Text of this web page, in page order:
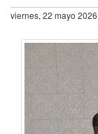
viernes, 22 mayo 2026